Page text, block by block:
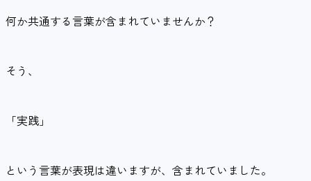
何か共通する言葉が含まれていませんか？
そう、
「実践」
という言葉が表現は違いますが、含まれていました。